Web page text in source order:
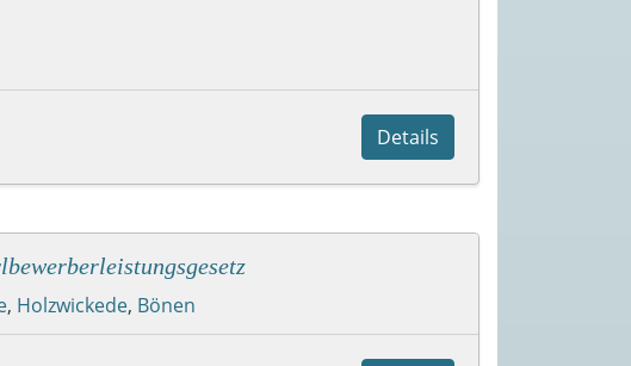
Details
, Holzwickede, Bönen